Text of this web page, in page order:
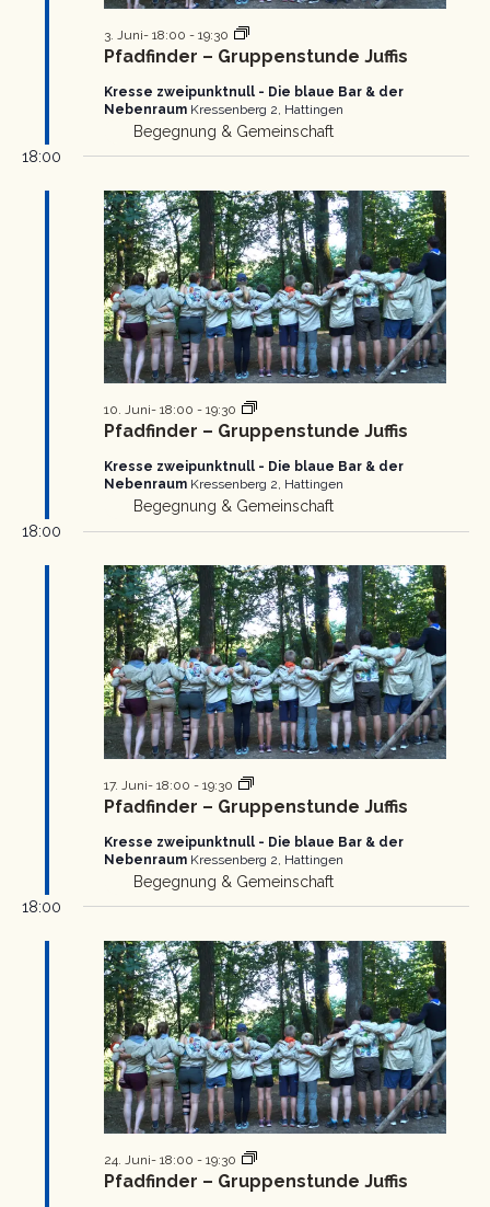
Pfadfinder – Gruppenstunde Juffis
3. Juni- 18:00 - 19:30
Pfadfinder
Gruppenstunde
Kresse zweipunktnull - Die blaue Bar & der
Nebenraum Kressenberg 2, Hattingen
Begegnung & Gemeinschaft
18:00
Pfadfinder – Gruppenstunde Juffis
10. Juni- 18:00 - 19:30
Pfadfinder
Gruppenstunde
Kresse zweipunktnull - Die blaue Bar & der
Nebenraum Kressenberg 2, Hattingen
Begegnung & Gemeinschaft
18:00
Pfadfinder – Gruppenstunde Juffis
17. Juni- 18:00 - 19:30
Pfadfinder
Gruppenstunde
Kresse zweipunktnull - Die blaue Bar & der
Nebenraum Kressenberg 2, Hattingen
Begegnung & Gemeinschaft
18:00
Pfadfinder – Gruppenstunde Juffis
24. Juni- 18:00 - 19:30
Pfadfinder
Gruppenstunde